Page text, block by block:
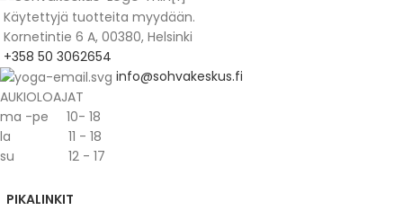
Käytettyjä tuotteita myydään.
Kornetintie 6 A, 00380, Helsinki
+358 50 3062654
info@sohvakeskus.fi
AUKIOLOAJAT
ma -pe 10- 18
la 11 - 18
su 12 - 17
PIKALINKIT